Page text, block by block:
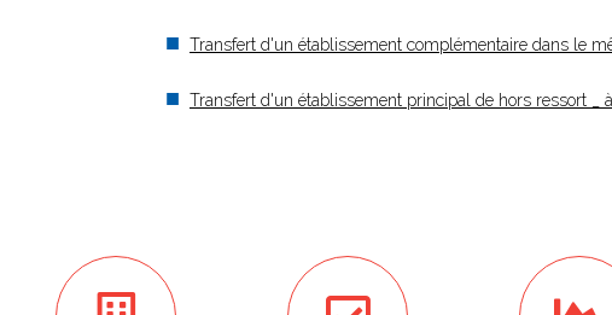
Transfert d'un établissement complémentaire dans le
Transfert d'un établissement principal de hors ressort _